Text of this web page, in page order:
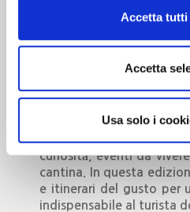
Accetta tutti
Accetta
Usa solo i
Milano 3 Dicembre
Dedicato alle
viaggio”. Oltre 700
curiosità, eventi da
cantina. In questa
e itinerari del gusto per
indispensabile al turista